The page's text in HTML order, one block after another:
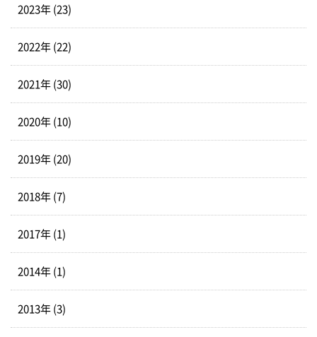
2023年 (23)
2022年 (22)
2021年 (30)
2020年 (10)
2019年 (20)
2018年 (7)
2017年 (1)
2014年 (1)
2013年 (3)